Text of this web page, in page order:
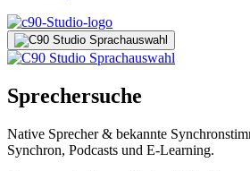
Sprechersuche
Native Sprecher & bekannte
Synchron, Podcasts und E-Learning.